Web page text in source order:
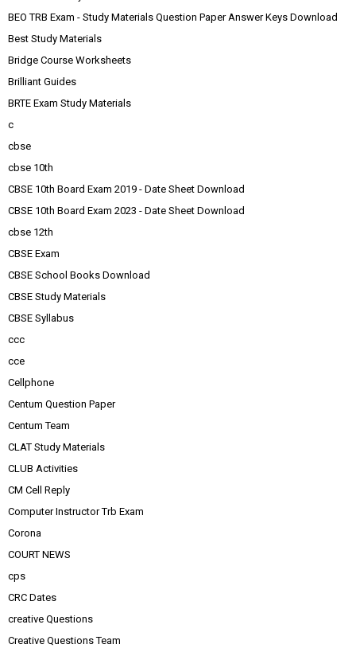
BEO TRB Exam - Study Materials Question Paper Answer Keys Download
Best Study Materials
Bridge Course Worksheets
Brilliant Guides
BRTE Exam Study Materials
c
cbse
cbse 10th
CBSE 10th Board Exam 2019 - Date Sheet Download
CBSE 10th Board Exam 2023 - Date Sheet Download
cbse 12th
CBSE Exam
CBSE School Books Download
CBSE Study Materials
CBSE Syllabus
ccc
cce
Cellphone
Centum Question Paper
Centum Team
CLAT Study Materials
CLUB Activities
CM Cell Reply
Computer Instructor Trb Exam
Corona
COURT NEWS
cps
CRC Dates
creative Questions
Creative Questions Team